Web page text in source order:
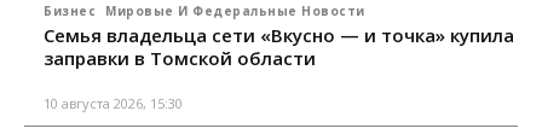
Бизнес Мировые И Федеральные Новости
Семья владельца сети «Вкусно — и точка» купила
заправки в Томской области
10 августа 2026, 15:30